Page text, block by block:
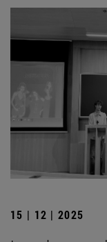
15 | 12 | 2025